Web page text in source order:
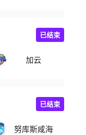
加云
已结束
努库斯咸海
已结束